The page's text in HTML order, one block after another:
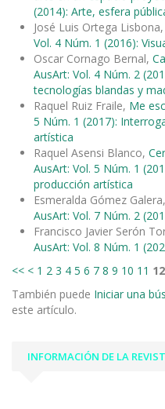
(2014): Arte, esfera
José Luis Ortega Lisbona,
Vol. 4 Núm. 1 (2016):
Oscar Cornago Bernal,
AusArt: Vol. 4 Núm. 2
tecnologías blandas y
Raquel Ruiz Fraile, Me
5 Núm. 1 (2017):
artística
Raquel Asensi Blanco,
AusArt: Vol. 5 Núm. 1
producción artística
Esmeralda Gómez Galera,
AusArt: Vol. 7 Núm. 2
Francisco Javier Serón
AusArt: Vol. 8 Núm. 1
<< < 1 2 3 4 5 6 7 8 9 10 11 12
También puede Iniciar una
este artículo.
INFORMACIÓN DE LA